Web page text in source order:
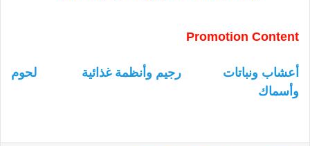
Promotion Content
أعشاب ونباتات رجيم وأنظمة غذائية
لحوم
وأسماك